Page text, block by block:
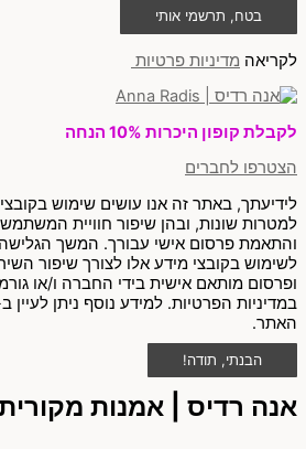
בטח, תרשמי אותי
לקריאה מדיניות פרטיות
לקבלת קופון היכרות 10% הנחה
הצטרפו לחברים
למטרות שונות, ובהן שיפור חוויית
והתאמת פרסום אישי עבורך. המשך
לשימוש בקובצי מידע אלו לצורך שיפור
ופרסום מותאם אישית בידי החברה ו/או
במדיניות הפרטיות. למידע נוסף ניתן לעיין
האתר.
הבנתי, תודה!
אנה רדיס | אמנות